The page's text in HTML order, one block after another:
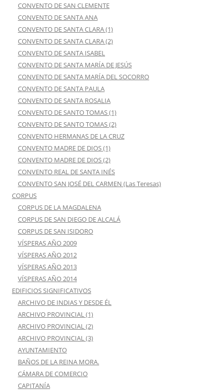
CONVENTO DE SAN CLEMENTE
CONVENTO DE SANTA ANA
CONVENTO DE SANTA CLARA (1)
CONVENTO DE SANTA CLARA (2)
CONVENTO DE SANTA ISABEL
CONVENTO DE SANTA MARÍA DE JESÚS
CONVENTO DE SANTA MARÍA DEL SOCORRO
CONVENTO DE SANTA PAULA
CONVENTO DE SANTA ROSALIA
CONVENTO DE SANTO TOMAS (1)
CONVENTO DE SANTO TOMAS (2)
CONVENTO HERMANAS DE LA CRUZ
CONVENTO MADRE DE DIOS (1)
CONVENTO MADRE DE DIOS (2)
CONVENTO REAL DE SANTA INÉS
CONVENTO SAN JOSÉ DEL CARMEN (Las Teresas)
CORPUS
CORPUS DE LA MAGDALENA
CORPUS DE SAN DIEGO DE ALCALÁ
CORPUS DE SAN ISIDORO
VÍSPERAS AÑO 2009
VÍSPERAS AÑO 2012
VÍSPERAS AÑO 2013
VÍSPERAS AÑO 2014
EDIFICIOS SIGNIFICATIVOS
ARCHIVO DE INDIAS Y DESDE ÉL
ARCHIVO PROVINCIAL (1)
ARCHIVO PROVINCIAL (2)
ARCHIVO PROVINCIAL (3)
AYUNTAMIENTO
BAÑOS DE LA REINA MORA.
CÁMARA DE COMERCIO
CAPITANÍA